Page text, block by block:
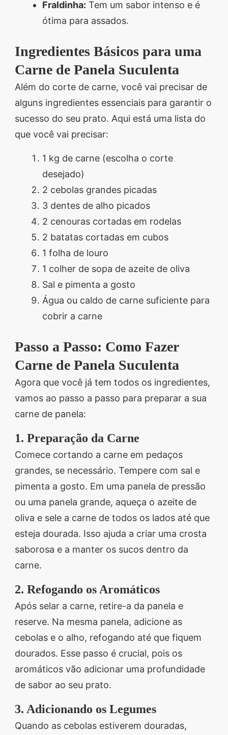
Fraldinha: Tem um sabor intenso e é
ótima para assados.
Ingredientes Básicos para uma
Carne de Panela Suculenta
Além do corte de carne, você vai precisar de
alguns ingredientes essenciais para garantir o
sucesso do seu prato. Aqui está uma lista do
que você vai precisar:
1 kg de carne (escolha o corte
desejado)
2 cebolas grandes picadas
3 dentes de alho picados
2 cenouras cortadas em rodelas
2 batatas cortadas em cubos
1 folha de louro
1 colher de sopa de azeite de oliva
Sal e pimenta a gosto
Água ou caldo de carne suficiente para
cobrir a carne
Passo a Passo: Como Fazer
Carne de Panela Suculenta
Agora que você já tem todos os ingredientes,
vamos ao passo a passo para preparar a sua
carne de panela:
1. Preparação da Carne
Comece cortando a carne em pedaços
grandes, se necessário. Tempere com sal e
pimenta a gosto. Em uma panela de pressão
ou uma panela grande, aqueça o azeite de
oliva e sele a carne de todos os lados até que
esteja dourada. Isso ajuda a criar uma crosta
saborosa e a manter os sucos dentro da
carne.
2. Refogando os Aromáticos
Após selar a carne, retire-a da panela e
reserve. Na mesma panela, adicione as
cebolas e o alho, refogando até que fiquem
dourados. Esse passo é crucial, pois os
aromáticos vão adicionar uma profundidade
de sabor ao seu prato.
3. Adicionando os Legumes
Quando as cebolas estiverem douradas,